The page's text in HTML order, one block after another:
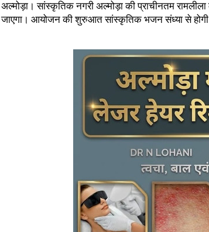
अल्मोड़ा। सांस्कृतिक नगरी अल्मोड़ा की प्राचीनतम
जाएगा। आयोजन की शुरुआत सांस्कृतिक भजन संध्या से